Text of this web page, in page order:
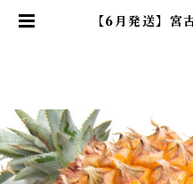
【6月発送】宮